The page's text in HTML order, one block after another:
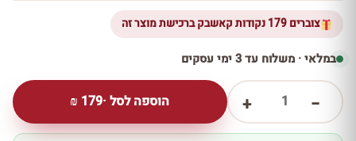
צוברים 179 נקודות קאשבק ברכישת מוצר זה
במלאי · משלוח עד 3 ימי עסקים
−
1
+ הוספה לסל ·179
₪